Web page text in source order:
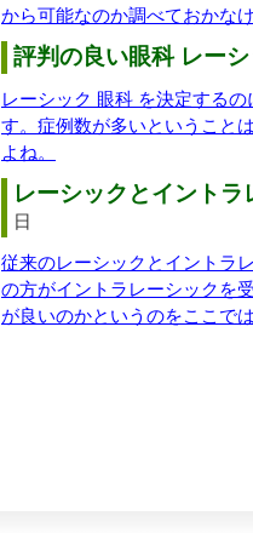
から可能なのか調べておかな
評判の良い眼科 レー
レーシック 眼科 を決定する
す。症例数が多いということ
よね。
レーシックとイント
日
従来のレーシックとイントラ
の方がイントラレーシックを
が良いのかというのをここで